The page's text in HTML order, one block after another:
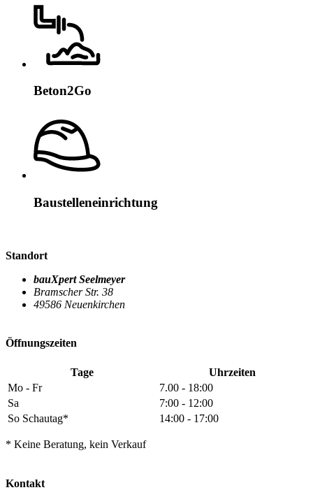
Beton2Go
Baustelleneinrichtung
Standort
bauXpert Seelmeyer
Bramscher Str. 38
49586 Neuenkirchen
Öffnungszeiten
Tage
Uhrzeiten
Mo - Fr
7.00 - 18:00
Sa
7:00 - 12:00
So Schautag*
14:00 - 17:00
* Keine Beratung, kein Verkauf
Kontakt